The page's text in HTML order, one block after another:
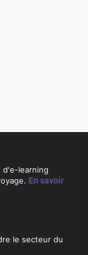
d'e-learning
En savoir
le secteur du